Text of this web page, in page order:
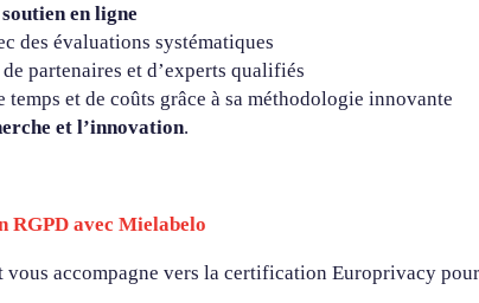
en ligne
des évaluations systématiques
de partenaires et d’experts qualifiés
temps et de coûts grâce à sa méthodologie innovante
et l’innovation.
RGPD avec Mielabelo
accompagne vers la certification Europrivacy